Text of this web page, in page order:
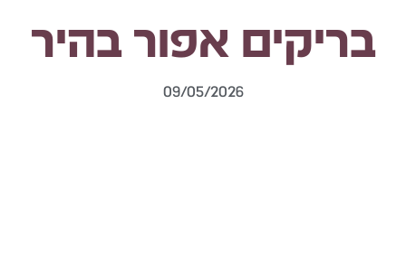
בריקים אפור בהיר
09/05/2026